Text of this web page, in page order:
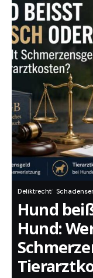
Deliktrecht
Hund
Hund: